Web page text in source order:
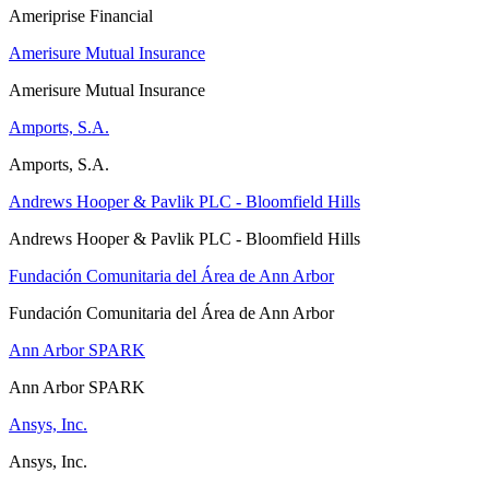
Ameriprise Financial
Amerisure Mutual Insurance
Amerisure Mutual Insurance
Amports, S.A.
Amports, S.A.
Andrews Hooper & Pavlik PLC - Bloomfield Hills
Andrews Hooper & Pavlik PLC - Bloomfield Hills
Fundación Comunitaria del Área de Ann Arbor
Fundación Comunitaria del Área de Ann Arbor
Ann Arbor SPARK
Ann Arbor SPARK
Ansys, Inc.
Ansys, Inc.